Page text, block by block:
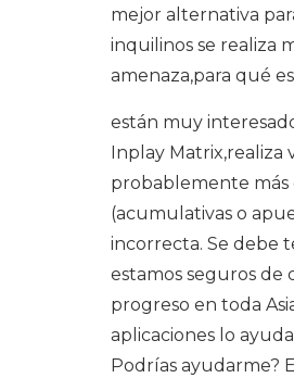
mejor alternativa
inquilinos se realiza
amenaza,para qué
están muy
Inplay Matrix,realiza
probablemente más
(acumulativas o
incorrecta. Se debe
estamos seguros
progreso en toda
aplicaciones lo
Podrías ayudarme?